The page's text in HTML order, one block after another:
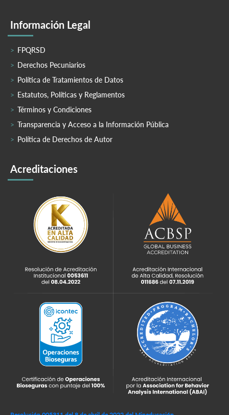
Información Legal
FPQRSD
Derechos Pecuniarios
Política de Tratamientos de Datos
Estatutos, Políticas y Reglamentos
Términos y Condiciones
Transparencia y Acceso a la Información Pública
Política de Derechos de Autor
Acreditaciones